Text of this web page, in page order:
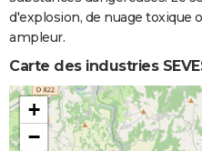
d'explosion, de nuage toxique
ampleur.
Carte des industries
+
−